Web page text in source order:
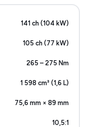
141 ch (104 kW)
105 ch (77 kW)
265 – 275 Nm
1 598 cm³ (1,6 L)
75,6 mm × 89 mm
10,5:1